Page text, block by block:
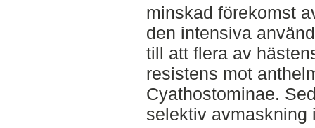
minskad förekomst
den intensiva
till att flera av
resistens mot
Cyathostominae.
selektiv avmaskning